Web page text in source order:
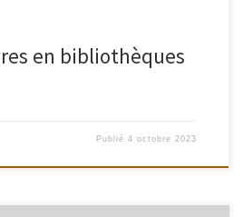
en bibliothèques
Publié4 octobre 2023